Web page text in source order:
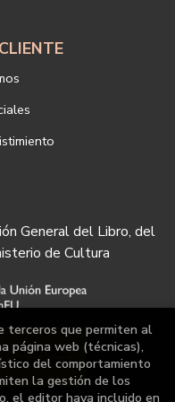
General del Libro, del
de Cultura
terceros que permiten al
página web (técnicas),
del comportamiento
la gestión de los
el editor haya incluido en